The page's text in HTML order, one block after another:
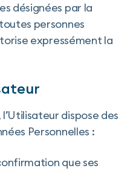
désignées par la
personnes
expressément la
dispose des
Personnelles :
que ses